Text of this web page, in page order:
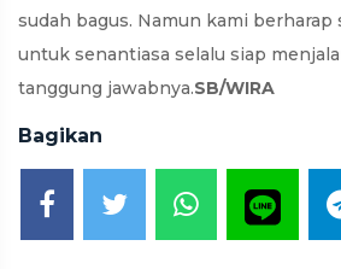
sudah bagus. Namun kami berharap
untuk senantiasa selalu siap
tanggung jawabnya.SB/WIRA
Bagikan